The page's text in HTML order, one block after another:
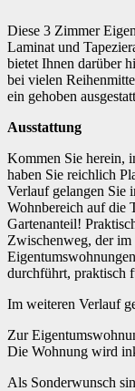
Diese 3 Zimmer
Laminat und
bietet Ihnen darüber
bei vielen
ein gehoben
Ausstattung
Kommen Sie herein,
haben Sie reichlich
Verlauf gelangen Sie
Wohnbereich auf die
Gartenanteil!
Zwischenweg, der im
durchführt, praktisch
Im weiteren Verlauf
Zur
Die Wohnung wird
Als Sonderwunsch